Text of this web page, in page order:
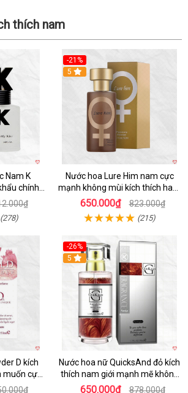
thích nam
Nam K
chính
(278)
-21%
5
Nước hoa Lure Him nam cực
mạnh không mùi kích thích ham
muốn
650.000₫ 823.000₫
(215)
D kích
cực
-26%
5
Nước hoa nữ QuicksAnd đỏ kích
thích nam giới mạnh mẽ không
mùi
650.000₫ 878.000₫